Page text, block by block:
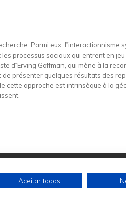
Parmi eux, l‟interactionnisme
processus sociaux qui entrent en
Goffman, qui mène à la
présenter quelques résultats des
cette approche est intrinsèque à la
Aceitar todos